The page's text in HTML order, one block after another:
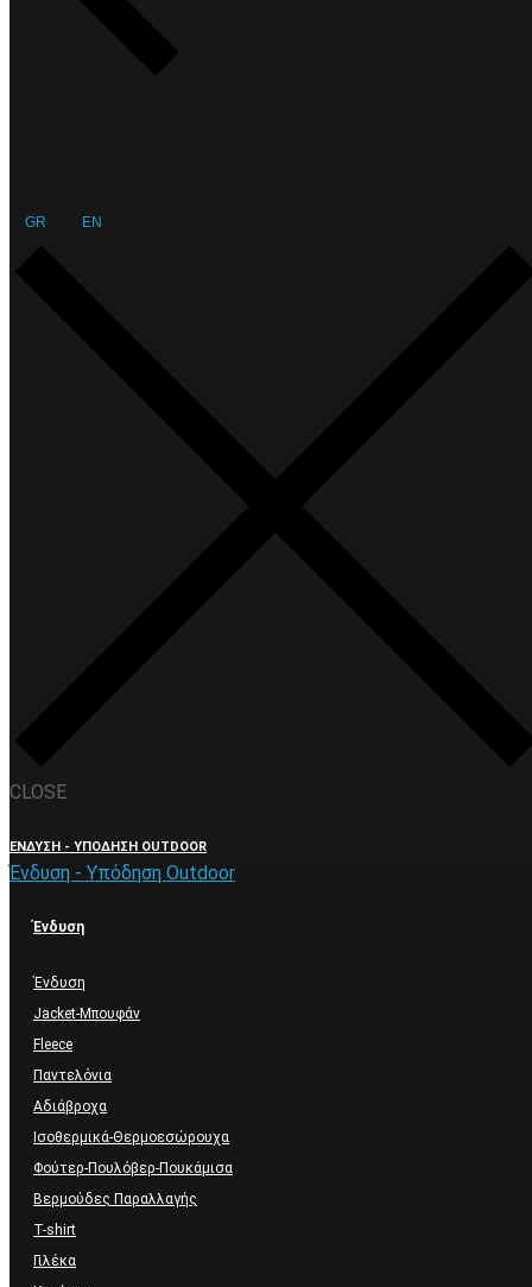
GR EN
CLOSE
ΈΝΔΥΣΗ - ΥΠΌΔΗΣΗ OUTDOOR
Ένδυση - Υπόδηση Outdoor
Ένδυση
Ένδυση
Jacket-Μπουφάν
Fleece
Παντελόνια
Αδιάβροχα
Ισοθερμικά-Θερμοεσώρουχα
Φούτερ-Πουλόβερ-Πουκάμισα
Βερμούδες Παραλλαγής
T-shirt
Γιλέκα